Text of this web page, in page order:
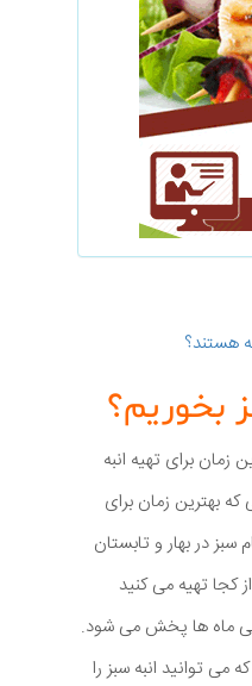
هستند؟
بخوریم؟
زمان برای تهیه انبه
بهترین زمان برای
در بهار و تابستان
کجا تهیه می کنید
ماه ها پخش می شود.
توانید انبه سبز را